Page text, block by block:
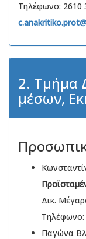
Τηλέφωνο: 2610
2. Τμήμα
μέσων,
Δικ.
Τηλέφωνο:
Παγώνα